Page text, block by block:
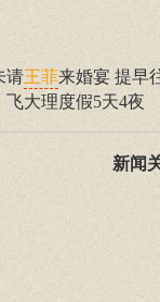
请王菲来婚宴 提早
大理度假5天4夜
新闻